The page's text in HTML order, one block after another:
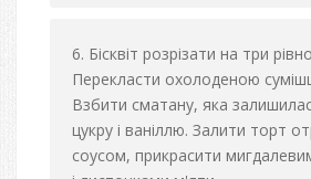
Бісквіт розрізати на три
Перекласти охолоденою
Взбити сматану, яка
цукру і ваніллю. Залити торт
соусом, прикрасити